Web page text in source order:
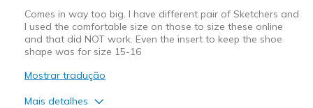
Comes in way too big. I have different pair of Sketchers and
I used the comfortable size on those to size these online
and that did NOT work. Even the insert to keep the shoe
shape was for size 15-16
Mostrar tradução
Mais detalhes